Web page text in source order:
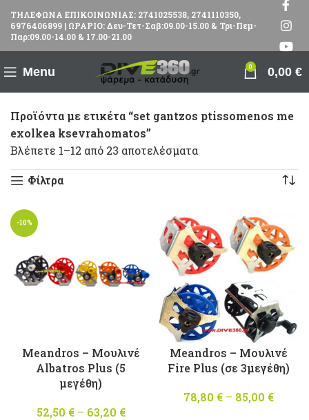
ΤΗΛΕΦΩΝΑ ΕΠΙΚΟΙΝΩΝΙΑΣ: 2741025538, 2741110350,
6976406899 | ΩΡΑΡΙΟ: Δευ-Τετ-Σαβ:09.00-15.00 & Τρι-Πεμ-
Παρ:09.00-14.00 & 17.00-21.00
Menu 0 0,00 €
Προϊόντα με ετικέτα “set gantzos ptissomenos me
exolkea ksevrahomatos”
Βλέπετε 1–12 από 23 αποτελέσματα
Φίλτρα
-10%
Meandros – Μουλινέ
Albatros Plus (5
μεγέθη)
52,50 € – 63,20 €
Meandros – Μουλινέ
Fire Plus (σε 3μεγέθη)
78,80 € – 85,00 €